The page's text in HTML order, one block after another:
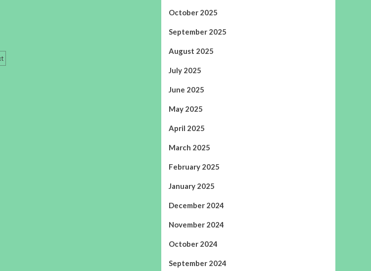
October 2025
September 2025
August 2025
July 2025
June 2025
May 2025
April 2025
March 2025
February 2025
January 2025
December 2024
November 2024
October 2024
September 2024